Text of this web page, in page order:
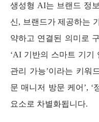
생성형 AI는 브랜드 정
신, 브랜드가 제공하는
약하고 연결된 의미로
‘AI 기반의 스마트 기기
관리 가능’이라는 키워
문 매니저 방문 케어’, ‘
요소로 차별화됩니다.